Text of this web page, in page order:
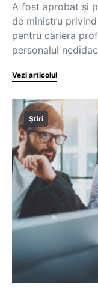
A fost aprobat și
de ministru
pentru cariera
personalul
Vezi articolul
Știri